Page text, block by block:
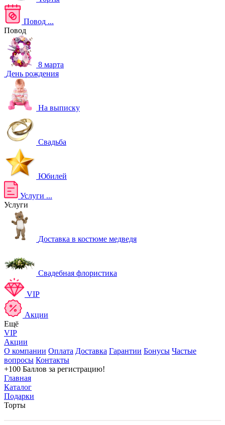
Повод ...
Повод
8 марта
День рождения
На выписку
Свадьба
Юбилей
Услуги ...
Услуги
Доставка в костюме медведя
Свадебная флористика
VIP
Акции
Ещё
VIP
Акции
О компании Оплата Доставка Гарантии Бонусы Частые
вопросы Контакты
+100 Баллов за регистрацию!
Главная
Каталог
Подарки
Торты